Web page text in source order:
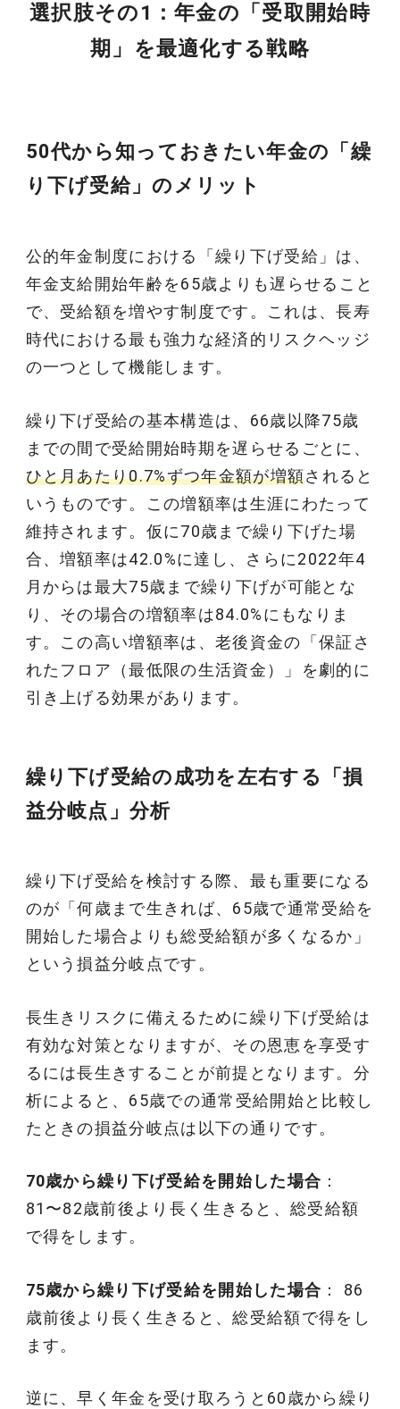
選択肢その1：年金の「受取開始時
期」を最適化する戦略
50代から知っておきたい年金の「繰
り下げ受給」のメリット
公的年金制度における「繰り下げ受給」は、
年金支給開始年齢を65歳よりも遅らせること
で、受給額を増やす制度です。これは、長寿
時代における最も強力な経済的リスクヘッジ
の一つとして機能します。
繰り下げ受給の基本構造は、66歳以降75歳
までの間で受給開始時期を遅らせるごとに、
ひと月あたり0.7%ずつ年金額が増額されると
いうものです。この増額率は生涯にわたって
維持されます。仮に70歳まで繰り下げた場
合、増額率は42.0%に達し、さらに2022年4
月からは最大75歳まで繰り下げが可能とな
り、その場合の増額率は84.0%にもなりま
す。この高い増額率は、老後資金の「保証さ
れたフロア（最低限の生活資金）」を劇的に
引き上げる効果があります。
繰り下げ受給の成功を左右する「損
益分岐点」分析
繰り下げ受給を検討する際、最も重要になる
のが「何歳まで生きれば、65歳で通常受給を
開始した場合よりも総受給額が多くなるか」
という損益分岐点です。
長生きリスクに備えるために繰り下げ受給は
有効な対策となりますが、その恩恵を享受す
るには長生きすることが前提となります。分
析によると、65歳での通常受給開始と比較し
たときの損益分岐点は以下の通りです。
70歳から繰り下げ受給を開始した場合 ：
81〜82歳前後より長く生きると、総受給額
で得をします。
75歳から繰り下げ受給を開始した場合 ： 86
歳前後より長く生きると、総受給額で得をし
ます。
逆に、早く年金を受け取ろうと60歳から繰り